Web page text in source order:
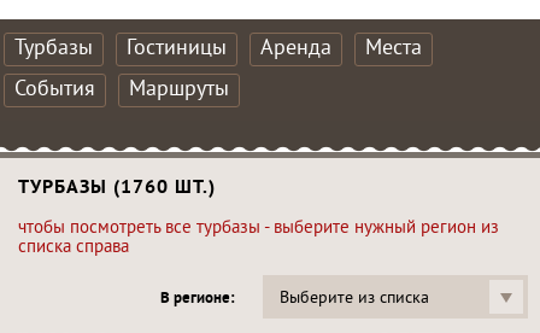
Турбазы Гостиницы Аренда
Места
События
Маршруты
ТУРБАЗЫ (1760 ШТ.)
чтобы посмотреть все турбазы - выберите нужный регион из
списка справа
В регионе: Выберите из списка